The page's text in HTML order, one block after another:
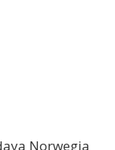
Norwegia